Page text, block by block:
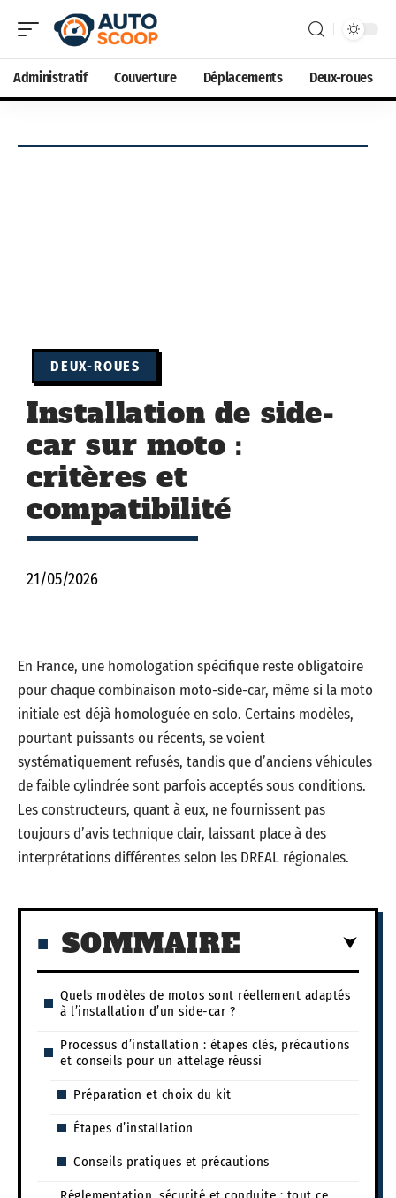
Administratif Couverture Déplacements Deux-roues
DEUX-ROUES
Installation de side-
car sur moto :
critères et
compatibilité
21/05/2026
En France, une homologation spécifique reste obligatoire
pour chaque combinaison moto-side-car, même si la moto
initiale est déjà homologuée en solo. Certains modèles,
pourtant puissants ou récents, se voient
systématiquement refusés, tandis que d’anciens véhicules
de faible cylindrée sont parfois acceptés sous conditions.
Les constructeurs, quant à eux, ne fournissent pas
toujours d’avis technique clair, laissant place à des
interprétations différentes selon les DREAL régionales.
SOMMAIRE
Quels modèles de motos sont réellement adaptés
à l’installation d’un side-car ?
Processus d’installation : étapes clés, précautions
et conseils pour un attelage réussi
Préparation et choix du kit
Étapes d’installation
Conseils pratiques et précautions